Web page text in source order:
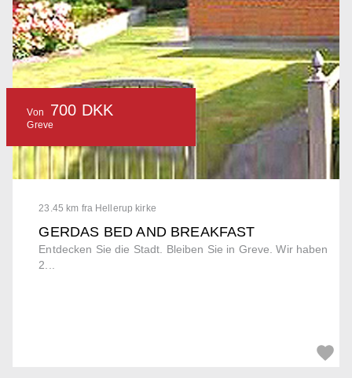
23.45 km fra Hellerup kirke
GERDAS BED AND BREAKFAST
Entdecken Sie die Stadt. Bleiben Sie in Greve. Wir haben
2...
Von 700 DKK
Greve